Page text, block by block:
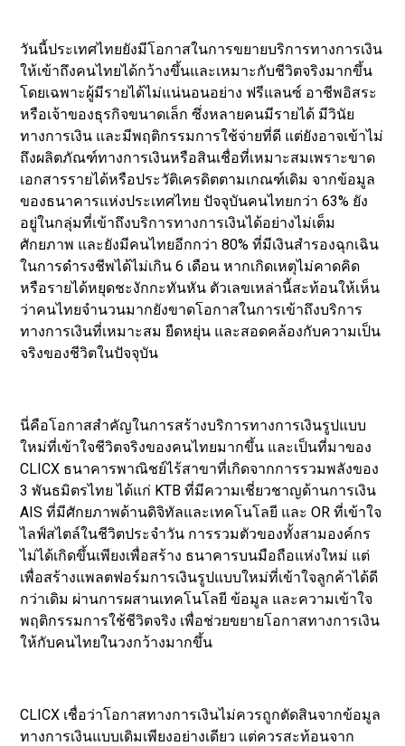
วันนี้ประเทศไทยยังมีโอกาสในการขยายบริการทางการเงิน
ให้เข้าถึงคนไทยได้กว้างขึ้นและเหมาะกับชีวิตจริงมากขึ้น
โดยเฉพาะผู้มีรายได้ไม่แน่นอนอย่าง ฟรีแลนซ์ อาชีพอิสระ
หรือเจ้าของธุรกิจขนาดเล็ก ซึ่งหลายคนมีรายได้ มีวินัย
ทางการเงิน และมีพฤติกรรมการใช้จ่ายที่ดี แต่ยังอาจเข้าไม่
ถึงผลิตภัณฑ์ทางการเงินหรือสินเชื่อที่เหมาะสมเพราะขาด
เอกสารรายได้หรือประวัติเครดิตตามเกณฑ์เดิม จากข้อมูล
ของธนาคารแห่งประเทศไทย ปัจจุบันคนไทยกว่า 63% ยัง
อยู่ในกลุ่มที่เข้าถึงบริการทางการเงินได้อย่างไม่เต็ม
ศักยภาพ และยังมีคนไทยอีกกว่า 80% ที่มีเงินสำรองฉุกเฉิน
ในการดำรงชีพได้ไม่เกิน 6 เดือน หากเกิดเหตุไม่คาดคิด
หรือรายได้หยุดชะงักกะทันหัน ตัวเลขเหล่านี้สะท้อนให้เห็น
ว่าคนไทยจำนวนมากยังขาดโอกาสในการเข้าถึงบริการ
ทางการเงินที่เหมาะสม ยืดหยุ่น และสอดคล้องกับความเป็น
จริงของชีวิตในปัจจุบัน
นี่คือโอกาสสำคัญในการสร้างบริการทางการเงินรูปแบบ
ใหม่ที่เข้าใจชีวิตจริงของคนไทยมากขึ้น และเป็นที่มาของ
CLICX ธนาคารพาณิชย์ไร้สาขาที่เกิดจากการรวมพลังของ
3 พันธมิตรไทย ได้แก่ KTB ที่มีความเชี่ยวชาญด้านการเงิน
AIS ที่มีศักยภาพด้านดิจิทัลและเทคโนโลยี และ OR ที่เข้าใจ
ไลฟ์สไตล์ในชีวิตประจำวัน การรวมตัวของทั้งสามองค์กร
ไม่ได้เกิดขึ้นเพียงเพื่อสร้าง ธนาคารบนมือถือแห่งใหม่ แต่
เพื่อสร้างแพลตฟอร์มการเงินรูปแบบใหม่ที่เข้าใจลูกค้าได้ดี
กว่าเดิม ผ่านการผสานเทคโนโลยี ข้อมูล และความเข้าใจ
พฤติกรรมการใช้ชีวิตจริง เพื่อช่วยขยายโอกาสทางการเงิน
ให้กับคนไทยในวงกว้างมากขึ้น
CLICX เชื่อว่าโอกาสทางการเงินไม่ควรถูกตัดสินจากข้อมูล
ทางการเงินแบบเดิมเพียงอย่างเดียว แต่ควรสะท้อนจาก